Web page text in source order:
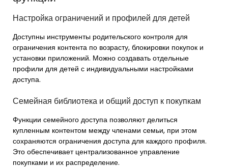
Настройка ограничений и профилей для детей
Доступны инструменты родительского контроля для
ограничения контента по возрасту, блокировки покупок и
установки приложений. Можно создавать отдельные
профили для детей с индивидуальными настройками
доступа.
Семейная библиотека и общий доступ к покупкам
Функции семейного доступа позволяют делиться
купленным контентом между членами семьи, при этом
сохраняются ограничения доступа для каждого профиля.
Это обеспечивает централизованное управление
покупками и их распределение.